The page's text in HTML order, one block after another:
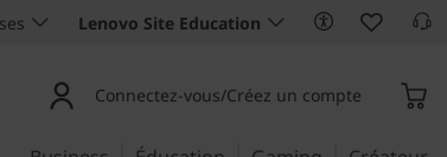
Lenovo Site Education
Connectez-vous/Créez un compte